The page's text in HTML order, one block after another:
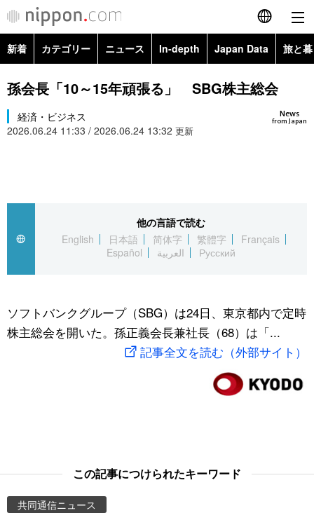
English
简体字
カテゴリー
文化
動画/Live
Images
新着 カテゴリー ニュース In-depth Japan Data 旅と
政治・外交
経済・ビジネス
スポーツ・東京2020
Topics
Images
孫会長「10～15年頑張る」 SBG株主総会
News
from Japan
経済・ビジネス
2026.06.24 11:33 / 2026.06.24 13:32 更新
他の言語で読む
English
日本語 简体字 繁體字
Français
Español
العربية Русский
ソフトバンクグループ（SBG）は24日、東京都内で定時
株主総会を開いた。孫正義会長兼社長（68）は「...
記事全文を読む（外部サイト）
この記事につけられたキーワード
共同通信ニュース